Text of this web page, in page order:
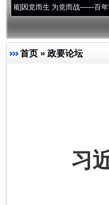
生 为党而战——百年“纪”事⑧加
首页 » 政要论坛
习近